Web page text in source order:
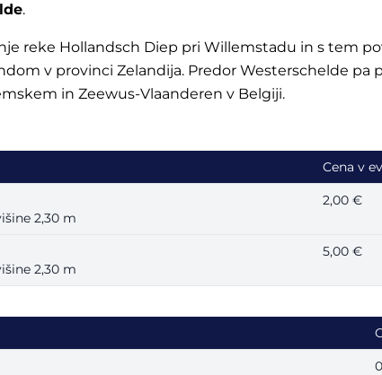
.
reke Hollandsch Diep pri Willemstadu in s tem
v provinci Zelandija. Predor Westerschelde pa
in Zeewus-Vlaanderen v Belgiji.
Cena v
2,30 m
2,00 €
2,30 m
5,00 €